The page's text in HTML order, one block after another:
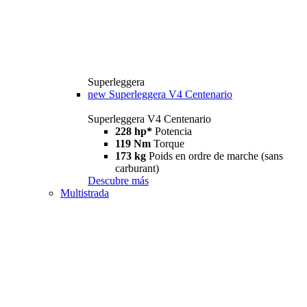
Superleggera
new Superleggera V4 Centenario
Superleggera V4 Centenario
228 hp* Potencia
119 Nm Torque
173 kg Poids en ordre de marche (sans
carburant)
Descubre más
Multistrada